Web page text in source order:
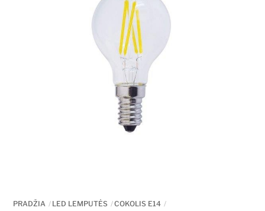
PRADŽIA LED LEMPUTĖS COKOLIS E14